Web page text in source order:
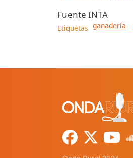
Fuente INTA
Etiquetas ganadería